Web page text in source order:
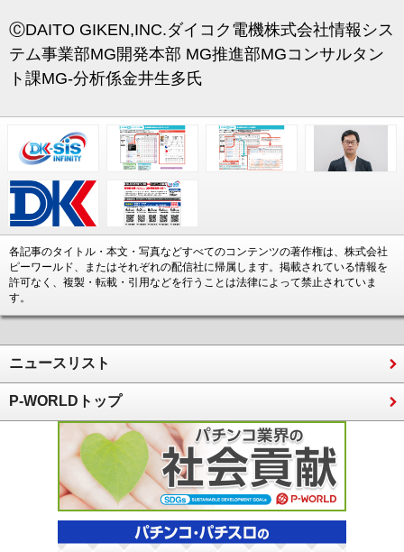
ⒸDAITO GIKEN,INC.ダイコク電機株式会社情報シス
テム事業部MG開発本部 MG推進部MGコンサルタン
ト課MG-分析係金井生多氏
各記事のタイトル・本文・写真などすべてのコンテンツの著作権は、株式会社
ピーワールド、またはそれぞれの配信社に帰属します。掲載されている情報を
許可なく、複製・転載・引用などを行うことは法律によって禁止されていま
す。
ニュースリスト
P-WORLDトップ